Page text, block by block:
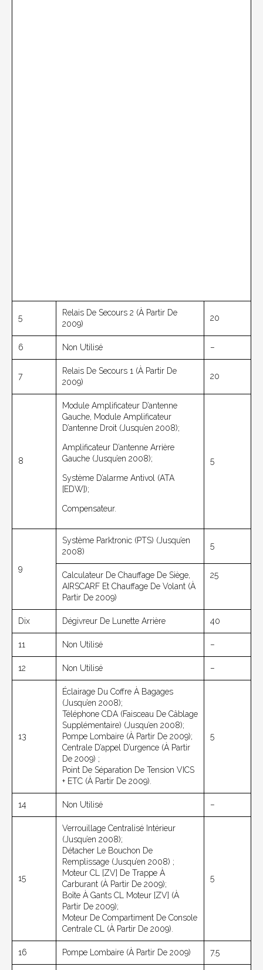
5
Relais De Secours 2 (à Partir De
2009)
20
6 Non Utilisé –
7
Relais De Secours 1 (à Partir De
2009)
20
8
Module Amplificateur D’antenne
Gauche, Module Amplificateur
D’antenne Droit (jusqu’en 2008);
Amplificateur D’antenne Arrière
Gauche (jusqu’en 2008);
Système D’alarme Antivol (ATA
[EDW]);
Compensateur.
5
9
Système Parktronic (PTS) (jusqu’en
2008)
5
Calculateur De Chauffage De Siège,
AIRSCARF Et Chauffage De Volant (à
Partir De 2009)
25
Dix Dégivreur De Lunette Arrière 40
11 Non Utilisé –
12 Non Utilisé –
13
Éclairage Du Coffre À Bagages
(jusqu’en 2008);
Téléphone CDA (faisceau De Câblage
Supplémentaire) (jusqu’en 2008);
Pompe Lombaire (à Partir De 2009);
Centrale D’appel D’urgence (à Partir
De 2009) ;
Point De Séparation De Tension VICS
+ ETC (à Partir De 2009).
5
14 Non Utilisé –
15
Verrouillage Centralisé Intérieur
(jusqu’en 2008);
Détacher Le Bouchon De
Remplissage (jusqu’en 2008) ;
Moteur CL [ZV] De Trappe À
Carburant (à Partir De 2009);
Boîte À Gants CL Moteur [ZV] (à
Partir De 2009);
Moteur De Compartiment De Console
Centrale CL (à Partir De 2009).
5
16 Pompe Lombaire (à Partir De 2009) 7.5